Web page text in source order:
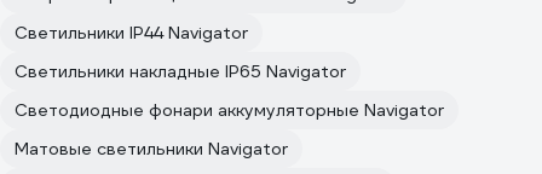
Светильники IP44 Navigator
Светильники накладные IP65 Navigator
Светодиодные фонари аккумуляторные Navigator
Матовые светильники Navigator